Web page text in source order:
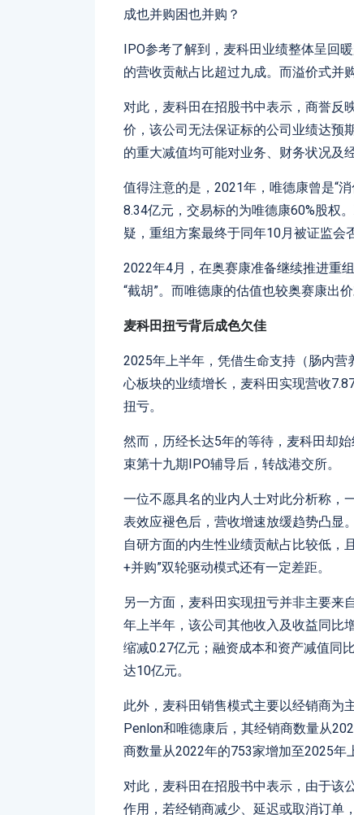
成也并购困也并购？
IPO参考了解到，麦科田业绩整体呈回
的营收贡献占比超过九成。而溢价式并
对此，麦科田在招股书中表示，商誉反
价，该公司无法保证标的公司业绩达预
的重大减值均可能对业务、财务状况及
值得注意的是，2021年，唯德康曾是“
8.34亿元，交易标的为唯德康60%股权
疑，重组方案最终于同年10月被证监会
2022年4月，在奥赛康准备继续推进重
“截胡”。而唯德康的估值也较奥赛康出
麦科田扭亏背后成色欠佳
2025年上半年，凭借生命支持（肠内
心板块的业绩增长，麦科田实现营收
扭亏。
然而，历经长达5年的等待，麦科田却
束第十九期IPO辅导后，转战港交所。
一位不愿具名的业内人士对此分析称，
表效应褪色后，营收增速放缓趋势凸显
自研方面的内生性业绩贡献占比较低，
+并购”双轮驱动模式还有一定差距。
另一方面，麦科田实现扭亏并非主要来
年上半年，该公司其他收入及收益同比
缩减0.27亿元；融资成本和资产减值同
达10亿元。
此外，麦科田销售模式主要以经销商为
Penlon和唯德康后，其经销商数量从
商数量从2022年的753家增加至2025年
对此，麦科田在招股书中表示，由于该
作用，若经销商减少、延迟或取消订单